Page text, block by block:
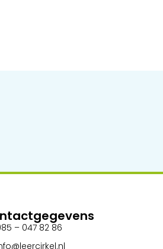
– 047 82 86